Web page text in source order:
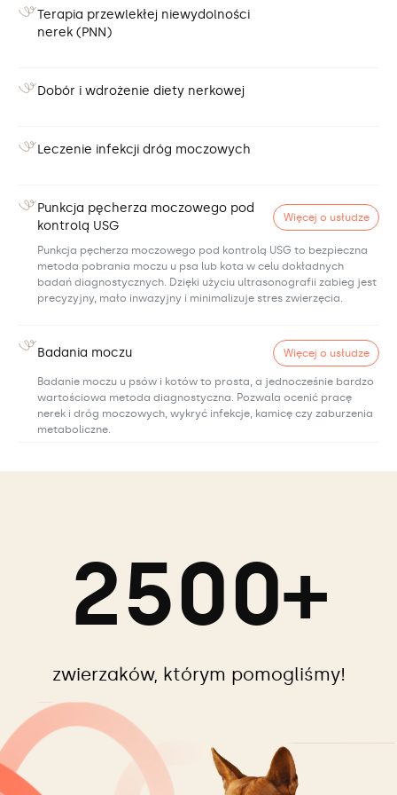
Terapia przewlekłej niewydolności
nerek (PNN)
Dobór i wdrożenie diety nerkowej
Leczenie infekcji dróg moczowych
Punkcja pęcherza moczowego pod
kontrolą USG
Więcej o usłudze
Punkcja pęcherza moczowego pod kontrolą USG to bezpieczna
metoda pobrania moczu u psa lub kota w celu dokładnych
badań diagnostycznych. Dzięki użyciu ultrasonografii zabieg jest
precyzyjny, mało inwazyjny i minimalizuje stres zwierzęcia.
Badania moczu Więcej o usłudze
Badanie moczu u psów i kotów to prosta, a jednocześnie bardzo
wartościowa metoda diagnostyczna. Pozwala ocenić pracę
nerek i dróg moczowych, wykryć infekcje, kamicę czy zaburzenia
metaboliczne.
2500+
zwierzaków, którym pomogliśmy!